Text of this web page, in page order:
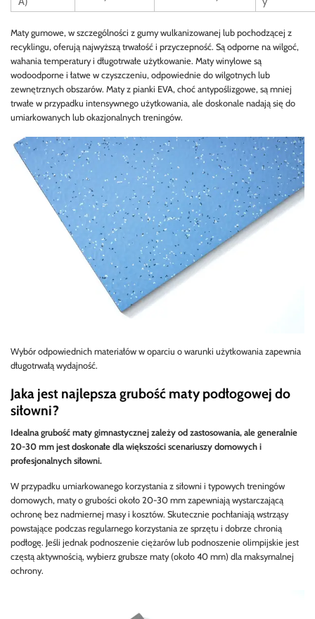
Maty gumowe, w szczególności z gumy wulkanizowanej lub pochodzącej z
recyklingu, oferują najwyższą trwałość i przyczepność. Są odporne na wilgoć,
wahania temperatury i długotrwałe użytkowanie. Maty winylowe są
wodoodporne i łatwe w czyszczeniu, odpowiednie do wilgotnych lub
zewnętrznych obszarów. Maty z pianki EVA, choć antypoślizgowe, są mniej
trwałe w przypadku intensywnego użytkowania, ale doskonale nadają się do
umiarkowanych lub okazjonalnych treningów.
Wybór odpowiednich materiałów w oparciu o warunki użytkowania zapewnia
długotrwałą wydajność.
Jaka jest najlepsza grubość maty podłogowej do
siłowni?
Idealna grubość maty gimnastycznej zależy od zastosowania, ale generalnie
20-30 mm jest doskonałe dla większości scenariuszy domowych i
profesjonalnych siłowni.
W przypadku umiarkowanego korzystania z siłowni i typowych treningów
domowych, maty o grubości około 20-30 mm zapewniają wystarczającą
ochronę bez nadmiernej masy i kosztów. Skutecznie pochłaniają wstrząsy
powstające podczas regularnego korzystania ze sprzętu i dobrze chronią
podłogę. Jeśli jednak podnoszenie ciężarów lub podnoszenie olimpijskie jest
częstą aktywnością, wybierz grubsze maty (około 40 mm) dla maksymalnej
ochrony.